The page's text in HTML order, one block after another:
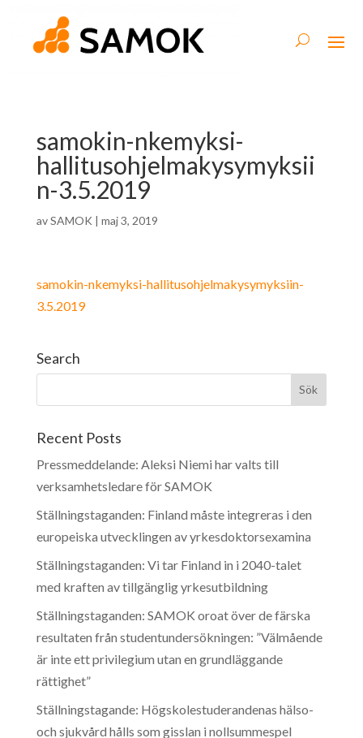
samokin-nkemyksi-
hallitusohjelmakysymyksii
n-3.5.2019
avSAMOK | maj 3, 2019
samokin-nkemyksi-hallitusohjelmakysymyksiin-
3.5.2019
Search
Recent Posts
Pressmeddelande: Aleksi Niemi har valts till
verksamhetsledare för SAMOK
Ställningstaganden: Finland måste integreras i den
europeiska utvecklingen av yrkesdoktorsexamina
Ställningstaganden: Vi tar Finland in i 2040-talet
med kraften av tillgänglig yrkesutbildning
Ställningstaganden: SAMOK oroat över de färska
resultaten från studentundersökningen: ”Välmående
är inte ett privilegium utan en grundläggande
rättighet”
Ställningstagande: Högskolestuderandenas hälso-
och sjukvård hålls som gisslan i nollsummespel